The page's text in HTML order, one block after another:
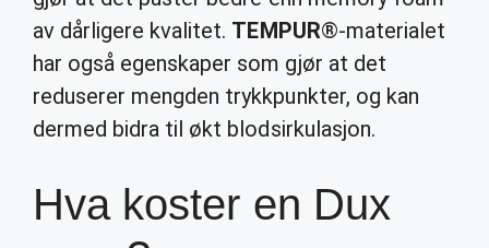
av dårligere kvalitet. TEMPUR®-materialet
har også egenskaper som gjør at det
reduserer mengden trykkpunkter, og kan
dermed bidra til økt blodsirkulasjon.
Hva koster en Dux